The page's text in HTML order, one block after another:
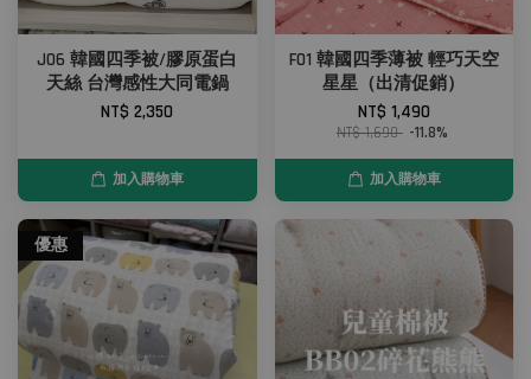
J06 韓國四季被/膠原蛋白
天絲 台灣感性大同電鍋
NT$ 2,350
加入購物車
F01 韓國四季薄被 輕巧天空
星星（出清促銷）
NT$ 1,490
NT$ 1,690 -11.8%
加入購物車
優惠